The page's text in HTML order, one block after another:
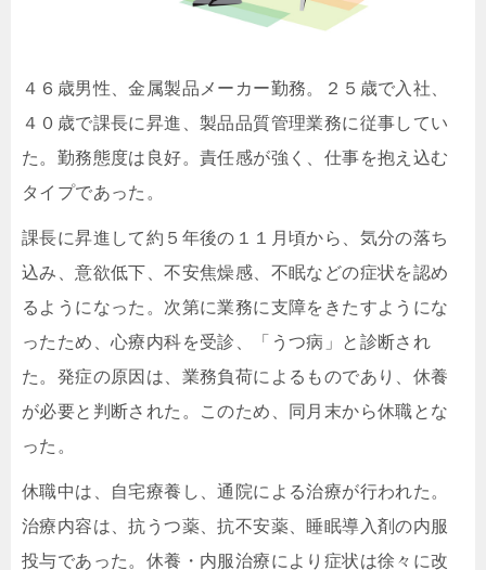
４６歳男性、金属製品メーカー勤務。２５歳で入社、
４０歳で課長に昇進、製品品質管理業務に従事してい
た。勤務態度は良好。責任感が強く、仕事を抱え込む
タイプであった。
課長に昇進して約５年後の１１月頃から、気分の落ち
込み、意欲低下、不安焦燥感、不眠などの症状を認め
るようになった。次第に業務に支障をきたすようにな
ったため、心療内科を受診、「うつ病」と診断され
た。発症の原因は、業務負荷によるものであり、休養
が必要と判断された。このため、同月末から休職とな
った。
休職中は、自宅療養し、通院による治療が行われた。
治療内容は、抗うつ薬、抗不安薬、睡眠導入剤の内服
投与であった。休養・内服治療により症状は徐々に改